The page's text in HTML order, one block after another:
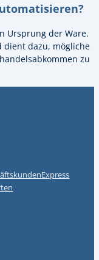
Ursprung der Ware.
dient dazu, mögliche
zu
Express